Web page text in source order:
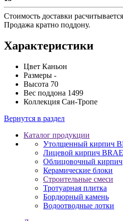
Стоимость доставки
Продажа кратно поддону.
Характеристики
Цвет Каньон
Размеры -
Высота 70
Вес поддона 1499
Коллекция Сан-Тропе
Вернутся в раздел
Каталог продукции
Утолщенный кирпич
Лицевой кирпич
Облицовочный кирпич
Керамические блоки
Строительные смеси
Тротуарная плитка
Бордюрный камень
Водоотводные лотки